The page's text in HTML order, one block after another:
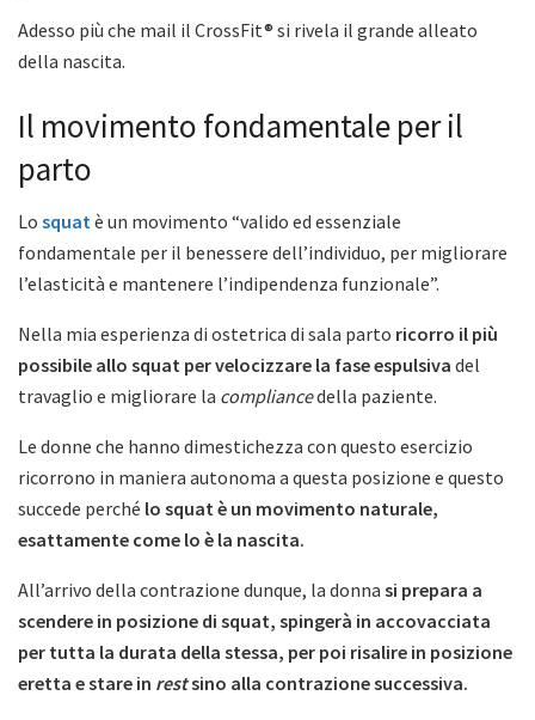
Adesso più che mail il CrossFit® si rivela il grande alleato
della nascita.
Il movimento fondamentale per il
parto
Lo squatè un movimento “valido ed essenziale
fondamentale per il benessere dell’individuo, per migliorare
l’elasticità e mantenere l’indipendenza funzionale”.
Nella mia esperienza di ostetrica di sala parto ricorro il più
possibile allo squat per velocizzare la fase espulsiva del
travaglio e migliorare la compliancedella paziente.
Le donne che hanno dimestichezza con questo esercizio
ricorrono in maniera autonoma a questa posizione e questo
succede perché lo squat è un movimento naturale,
esattamente come lo è la nascita.
All’arrivo della contrazione dunque, la donna si prepara a
scendere in posizione di squat, spingerà in accovacciata
per tutta la durata della stessa, per poi risalire in posizione
eretta e stare in restsino alla contrazione successiva.